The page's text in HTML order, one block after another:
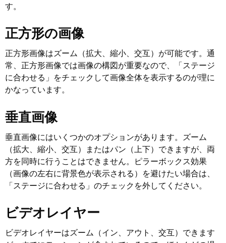
す。
正方形の画像
正方形画像はズーム（拡大、縮小、交互）が可能です。通
常、正方形画像では画像の構図が重要なので、「ステージ
に合わせる」をチェックして画像全体を表示するのが理に
かなっています。
垂直画像
垂直画像にはいくつかのオプションがあります。ズーム
（拡大、縮小、交互）またはパン（上下）できますが、両
方を同時に行うことはできません。ピラーボックス効果
（画像の左右に背景色が表示される）を避けたい場合は、
「ステージに合わせる」のチェックを外してください。
ビデオレイヤー
ビデオレイヤーはズーム（イン、アウト、交互）できます